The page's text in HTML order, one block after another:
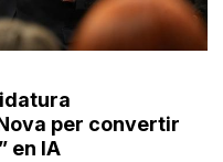
per convertir
en IA